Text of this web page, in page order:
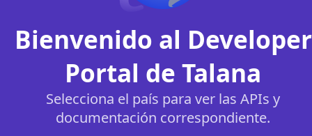
Bienvenido al Developer
Portal de Talana
Selecciona el país para ver las APIs y
documentación correspondiente.